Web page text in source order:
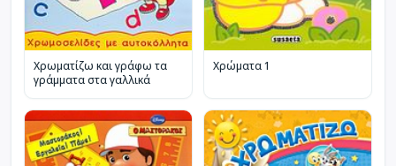
Χρωματίζω και γράφω τα
γράμματα στα γαλλικά
Χρώματα 1